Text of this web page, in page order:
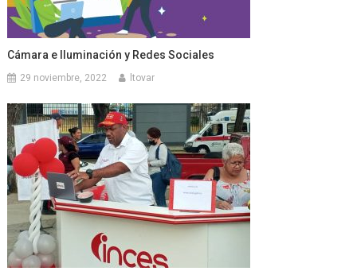
Cámara e Iluminación y Redes Sociales
29 noviembre, 2022 ltovar